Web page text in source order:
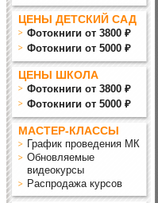
ЦЕНЫ ДЕТСКИЙ САД
Фотокниги от 3800 ₽
Фотокниги от 5000 ₽
ЦЕНЫ ШКОЛА
Фотокниги от 3800 ₽
Фотокниги от 5000 ₽
МАСТЕР-КЛАССЫ
График проведения МК
Обновляемые
видеокурсы
Распродажа курсов